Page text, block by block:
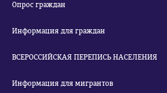
Опрос граждан
Информация для граждан
ВСЕРОССИЙСКАЯ ПЕРЕПИСЬ НАСЕЛЕНИЯ
Информация для мигрантов